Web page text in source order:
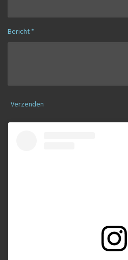
Bericht *
Verzenden